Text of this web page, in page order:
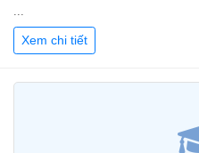
...
Xem chi tiết